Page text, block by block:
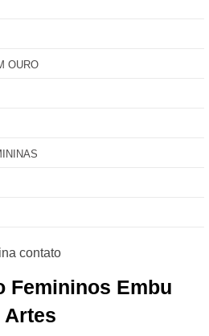
OURO
Femininos Embu
Artes